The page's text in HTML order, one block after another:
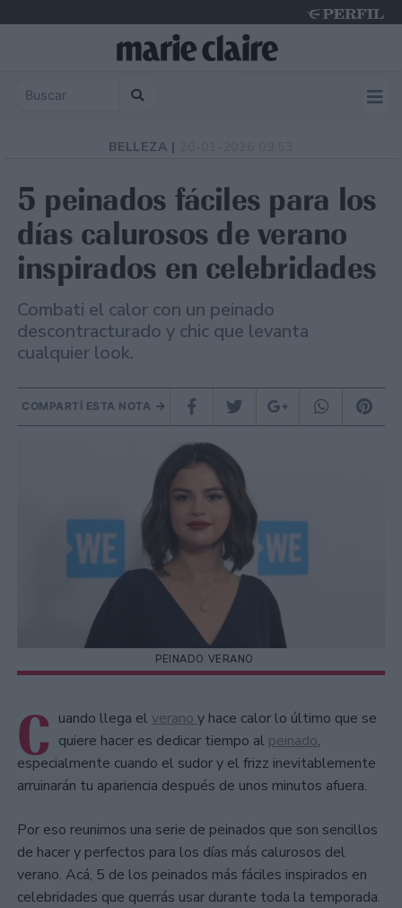
BELLEZA |
5 peinados fáciles para los
días calurosos de verano
inspirados en celebridades
Combati el calor con un peinado
descontracturado y chic que levanta
cualquier look.
COMPARTÍ ESTA NOTA
PEINADO VERANO
C uando llega el verano y hace calor lo último que se
quiere hacer es dedicar tiempo al peinado,
especialmente cuando el sudor y el frizz inevitablemente
arruinarán tu apariencia después de unos minutos afuera.
Por eso reunimos una serie de peinados que son sencillos
de hacer y perfectos para los días más calurosos del
verano. Acá, 5 de los peinados más fáciles inspirados en
celebridades que querrás usar durante toda la temporada.